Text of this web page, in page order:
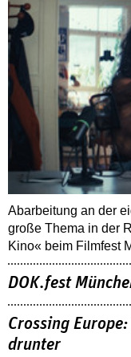
Abarbeitung an der
große Thema in der
Kino« beim Filmfest
DOK.fest
Crossing
drunter